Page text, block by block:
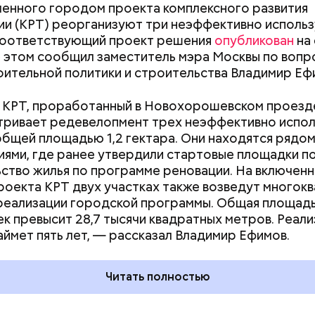
на качелях и
какие
в России
Всемирный день кошек и
Международный день
бесконечности: какие
праздники отмечают в
и мире 8 августа
городом проекта комплексного развития
(КРТ) реорганизуют три неэффективно
проект решения опубликован на
сообщил заместитель мэра Москвы по
политики и строительства Владимир
проработанный в Новохорошевском
редевелопмент трех неэффективно
площадью 1,2 гектара. Они находятся
где ранее утвердили стартовые площадки
жилья по программе реновации. На
КРТ двух участках также возведут
городской программы. Общая
превысит 28,7 тысячи квадратных метров.
пять лет, — рассказал Владимир Ефимов.
Читать полностью